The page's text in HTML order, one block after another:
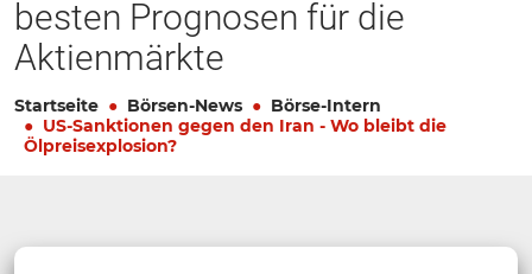
besten Prognosen für die
Aktienmärkte
Startseite Börsen-News
Börse-Intern
US-Sanktionen gegen den Iran - Wo bleibt die
Ölpreisexplosion?